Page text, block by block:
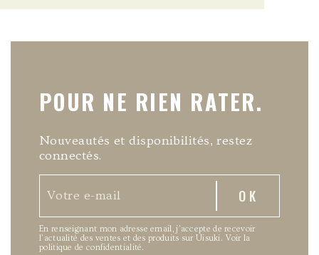
POUR NE RIEN RATER.
Nouveautés et disponibilités, restez
connectés.
En renseignant mon adresse email, j’accepte de recevoir
l’actualité des ventes et des produits sur Uisuki. Voir la
politique de confidentialité.